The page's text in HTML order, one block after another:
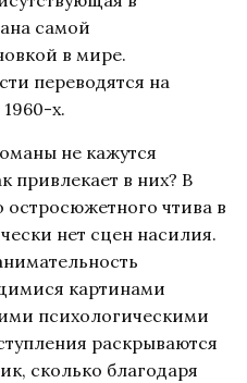
самой
в мире.
переводятся на
х.
не кажутся
привлекает в них? В
остросюжетного чтива в
нет сцен насилия.
картинами
психологическими
раскрываются
сколько благодаря